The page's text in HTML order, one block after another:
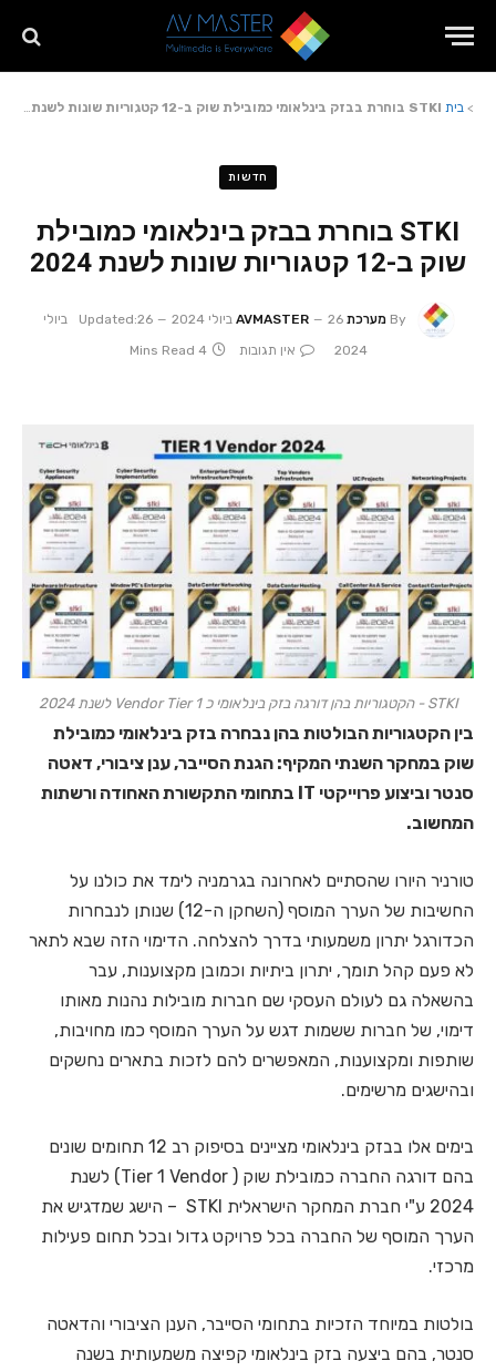
> בית STKI בוחרת בבזק בינלאומי כמובילת שוק ב-12 קטגוריות שונות לשנת 2024
חדשות
STKI בוחרת בבזק בינלאומי כמובילת
שוק ב-12 קטגוריות שונות לשנת 2024
By מערכת AVMASTER26 ביולי 2024 Updated:
26 ביולי
2024
אין תגובות 4 Mins Read
STKI - הקטגוריות בהן דורגה בזק בינלאומי כ Vendor Tier 1 לשנת 2024
בין הקטגוריות הבולטות בהן נבחרה בזק בינלאומי כמובילת
שוק במחקר השנתי המקיף: הגנת הסייבר, ענן ציבורי, דאטה
סנטר וביצוע פרוייקטי IT בתחומי התקשורת האחודה ורשתות
המחשוב.
טורניר היורו שהסתיים לאחרונה בגרמניה לימד את כולנו על
החשיבות של הערך המוסף (השחקן ה-12) שנותן לנבחרות
הכדורגל יתרון משמעותי בדרך להצלחה. הדימוי הזה שבא לתאר
לא פעם קהל תומך, יתרון ביתיות וכמובן מקצוענות, עבר
בהשאלה גם לעולם העסקי שם חברות מובילות נהנות מאותו
דימוי, של חברות ששמות דגש על הערך המוסף כמו מחויבות,
שותפות ומקצוענות, המאפשרים להם לזכות בתארים נחשקים
ובהישגים מרשימים.
בימים אלו בבזק בינלאומי מציינים בסיפוק רב 12 תחומים שונים
בהם דורגה החברה כמובילת שוק
( Tier 1 Vendor) לשנת
2024 ע"י חברת המחקר הישראלית STKI – הישג שמדגיש את
הערך המוסף של החברה בכל פרויקט גדול ובכל תחום פעילות
מרכזי.
בולטות במיוחד הזכיות בתחומי הסייבר, הענן הציבורי והדאטה
סנטר, בהם ביצעה בזק בינלאומי קפיצה משמעותית בשנה